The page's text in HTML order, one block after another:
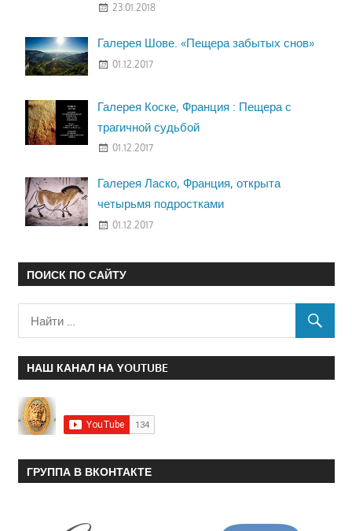
23.01.2018
Галерея Шове. «Пещера забытых снов»
01.12.2017
Галерея Коске, Франция : Пещера с
трагичной судьбой
01.12.2017
Галерея Ласко, Франция, открыта
четырьмя подростками
01.12.2017
ПОИСК ПО САЙТУ
НАШ КАНАЛ НА YOUTUBE
ГРУППА В ВКОНТАКТЕ